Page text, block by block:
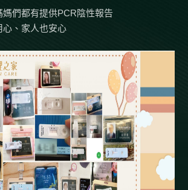
媽們都有提供PCR陰性報告
心、家人也安心